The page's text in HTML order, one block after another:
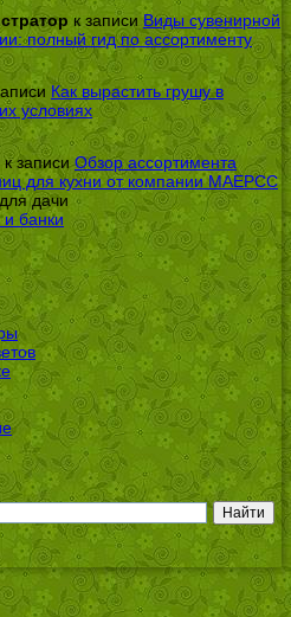
к записи Виды сувенирной
полный гид по ассортименту
Как вырастить грушу в
условиях
к записиОбзор ассортимента
для кухни от компании МАЕРСС
дачи
банки